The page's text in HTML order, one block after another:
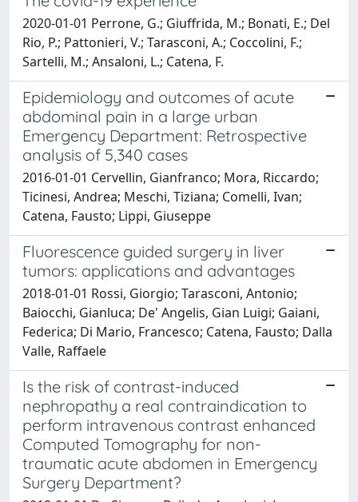
2020-01-01 Perrone, G.; Giuffrida, M.; Bonati, E.; Del
Rio, P.; Pattonieri, V.; Tarasconi, A.; Coccolini, F.;
Sartelli, M.; Ansaloni, L.; Catena, F.
Epidemiology and outcomes of acute
abdominal pain in a large urban
Emergency Department: Retrospective
analysis of 5,340 cases
2016-01-01 Cervellin, Gianfranco; Mora, Riccardo;
Ticinesi, Andrea; Meschi, Tiziana; Comelli, Ivan;
Catena, Fausto; Lippi, Giuseppe
Fluorescence guided surgery in liver
tumors: applications and advantages
2018-01-01 Rossi, Giorgio; Tarasconi, Antonio;
Baiocchi, Gianluca; De' Angelis, Gian Luigi; Gaiani,
Federica; Di Mario, Francesco; Catena, Fausto; Dalla
Valle, Raffaele
Is the risk of contrast-induced
nephropathy a real contraindication to
perform intravenous contrast enhanced
Computed Tomography for non-
traumatic acute abdomen in Emergency
Surgery Department?